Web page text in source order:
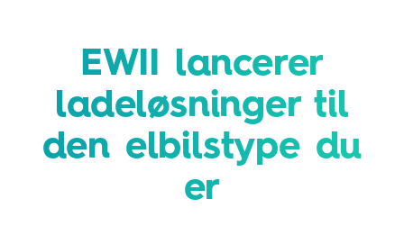
EWII lancerer
ladeløsninger til
den elbilstype du
er